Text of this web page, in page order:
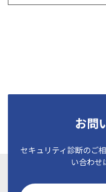
お問
セキュリティ診断のご
い合わせ